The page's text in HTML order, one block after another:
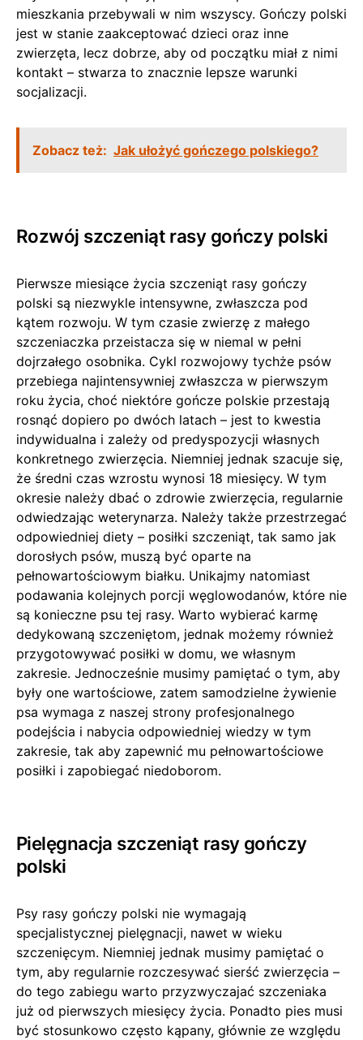
mieszkania przebywali w nim wszyscy. Gończy polski
jest w stanie zaakceptować dzieci oraz inne
zwierzęta, lecz dobrze, aby od początku miał z nimi
kontakt – stwarza to znacznie lepsze warunki
socjalizacji.
Zobacz też: Jak ułożyć gończego polskiego?
Rozwój szczeniąt rasy gończy polski
Pierwsze miesiące życia szczeniąt rasy gończy
polski są niezwykle intensywne, zwłaszcza pod
kątem rozwoju. W tym czasie zwierzę z małego
szczeniaczka przeistacza się w niemal w pełni
dojrzałego osobnika. Cykl rozwojowy tychże psów
przebiega najintensywniej zwłaszcza w pierwszym
roku życia, choć niektóre gończe polskie przestają
rosnąć dopiero po dwóch latach – jest to kwestia
indywidualna i zależy od predyspozycji własnych
konkretnego zwierzęcia. Niemniej jednak szacuje się,
że średni czas wzrostu wynosi 18 miesięcy. W tym
okresie należy dbać o zdrowie zwierzęcia, regularnie
odwiedzając weterynarza. Należy także przestrzegać
odpowiedniej diety – posiłki szczeniąt, tak samo jak
dorosłych psów, muszą być oparte na
pełnowartościowym białku. Unikajmy natomiast
podawania kolejnych porcji węglowodanów, które nie
są konieczne psu tej rasy. Warto wybierać karmę
dedykowaną szczeniętom, jednak możemy również
przygotowywać posiłki w domu, we własnym
zakresie. Jednocześnie musimy pamiętać o tym, aby
były one wartościowe, zatem samodzielne żywienie
psa wymaga z naszej strony profesjonalnego
podejścia i nabycia odpowiedniej wiedzy w tym
zakresie, tak aby zapewnić mu pełnowartościowe
posiłki i zapobiegać niedoborom.
Pielęgnacja szczeniąt rasy gończy
polski
Psy rasy gończy polski nie wymagają
specjalistycznej pielęgnacji, nawet w wieku
szczenięcym. Niemniej jednak musimy pamiętać o
tym, aby regularnie rozczesywać sierść zwierzęcia –
do tego zabiegu warto przyzwyczajać szczeniaka
już od pierwszych miesięcy życia. Ponadto pies musi
być stosunkowo często kąpany, głównie ze względu